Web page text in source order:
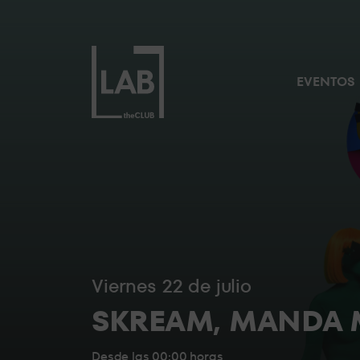
EVENTOS
viernes 22 de julio
SKREAM, MANDA
Desde las 00:00 horas
LA
SUITE
STANDARD
6